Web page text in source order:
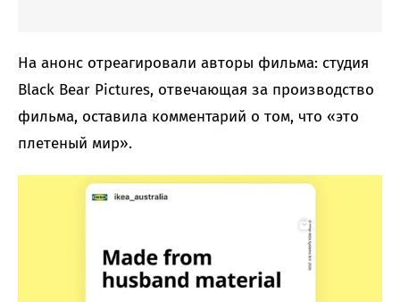
На анонс отреагировали авторы фильма: студия
Black Bear Pictures, отвечающая за производство
фильма, оставила комментарий о том, что «это
плетеный мир».